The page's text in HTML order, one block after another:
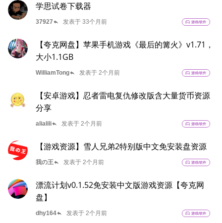
学思试卷下载器
37927reply 发表于 33个月前 sports_esports 游戏/软件
【夸克网盘】苹果手机游戏《最后的篝火》v1.71，
大小1.1GB
WilliamTongreply 发表于 2个月前 sports_esports 游戏/软件
【安卓游戏】忍者雷电复仇修改版含大量货币资源
分享
alialilireply 发表于 2个月前 sports_esports 游戏/软件
【游戏资源】雪人兄弟2特别版中文免安装盘资源
我の王reply 发表于 2个月前 sports_esports 游戏/软件
漂流计划v0.1.52免安装中文版游戏资源【夸克网
盘】
dhy164reply 发表于 2个月前 sports_esports 游戏/软件